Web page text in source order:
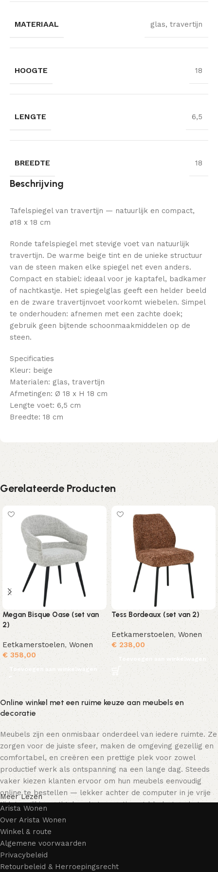
MATERIAAL glas, travertijn
HOOGTE 18
LENGTE 6,5
BREEDTE 18
Beschrijving
Tafelspiegel van travertijn — natuurlijk en compact,
ø18 x 18 cm
Ronde tafelspiegel met stevige voet van natuurlijk
travertijn. De warme beige tint en de unieke structuur
van de steen maken elke spiegel net even anders.
Compact en stabiel: ideaal voor je kaptafel, badkamer
of nachtkastje. Het spiegelglas geeft een helder beeld
en de zware travertijnvoet voorkomt wiebelen. Simpel
te onderhouden: afnemen met een zachte doek;
gebruik geen bijtende schoonmaakmiddelen op de
steen.
Specificaties
Kleur: beige
Materialen: glas, travertijn
Afmetingen: Ø 18 x H 18 cm
Lengte voet: 6,5 cm
Breedte: 18 cm
Gerelateerde Producten
Megan Bisque Oase (set van
2)
Eetkamerstoelen, Wonen
€ 358,00
Toevoegen aan winkelwagen
Tess Bordeaux (set van 2)
Eetkamerstoelen, Wonen
€238,00
Toevoegen aan winkelwagen
Online winkel met een ruime keuze aan meubels en
decoratie
Meubels zijn een onmisbaar onderdeel van iedere ruimte. Ze
zorgen voor de juiste sfeer, maken de omgeving gezellig en
comfortabel, en creëren een prettige plek voor zowel
productief werk als ontspanning na een lange dag. Steeds
vaker kiezen klanten ervoor om hun meubels eenvoudig
online te bestellen — lekker achter de computer in je vrije
tijd, terwijl je rustig door het assortiment bladert en het
meubelstuk kiest dat bij je past. Onze online winkel biedt
een uitgebreide catalogus met meubels voor zowel thuis als
kantoor.
Meubelproductie is een moderne vorm van kunst
Meer Lezen
Arista Wonen
Over Arista Wonen
Winkel & route
Algemene voorwaarden
Privacybeleid
Retourbeleid & Herroepingsrecht